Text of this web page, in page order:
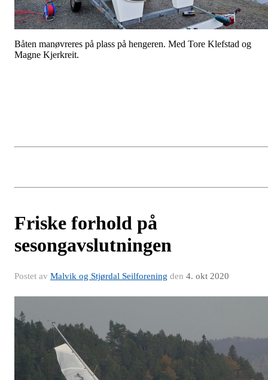
Båten manøvreres på plass på hengeren. Med Tore Klefstad og
Magne Kjerkreit.
Friske forhold på
sesongavslutningen
Postet av Malvik og Stjørdal Seilforening den 4. okt 2020